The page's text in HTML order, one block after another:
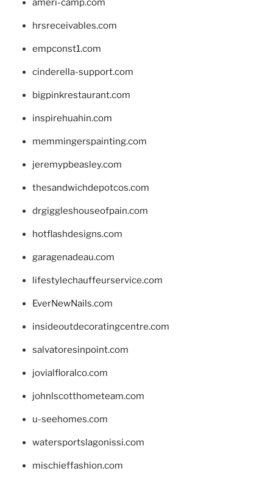
ameri-camp.com
hrsreceivables.com
empconst1.com
cinderella-support.com
bigpinkrestaurant.com
inspirehuahin.com
memmingerspainting.com
jeremypbeasley.com
thesandwichdepotcos.com
drgiggleshouseofpain.com
hotflashdesigns.com
garagenadeau.com
lifestylechauffeurservice.com
EverNewNails.com
insideoutdecoratingcentre.com
salvatoresinpoint.com
jovialfloralco.com
johnlscotthometeam.com
u-seehomes.com
watersportslagonissi.com
mischieffashion.com